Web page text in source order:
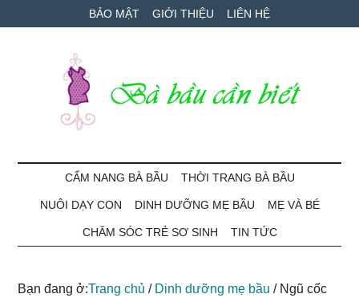
to
to
qua
BẢO MẬT GIỚI THIỆU LIÊN HỆ
Bà
Bầu
Cần
Biết
bé
CẨM NANG BÀ BẦU THỜI TRANG BÀ BẦU
NUÔI DẠY CON DINH DƯỠNG MẸ BẦU MẸ VÀ BÉ
CHĂM SÓC TRẺ SƠ SINH TIN TỨC
Bạn đang ở:Trang chủ / Dinh dưỡng mẹ bầu /Ngũ cốc